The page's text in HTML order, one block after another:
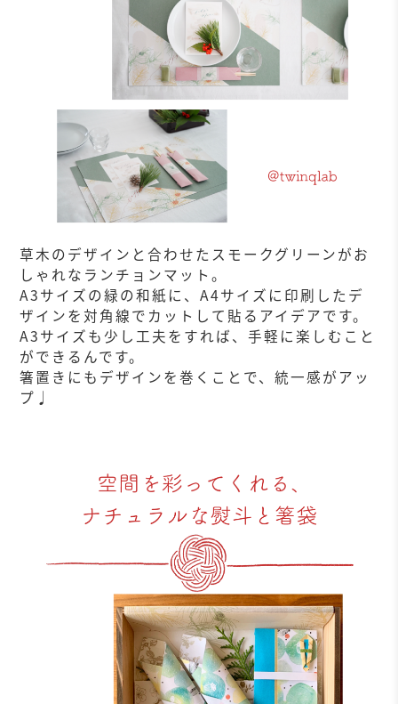
草木のデザインと合わせたスモークグリーンがお
しゃれなランチョンマット。
A3サイズの緑の和紙に、A4サイズに印刷したデ
ザインを対角線でカットして貼るアイデアです。
A3サイズも少し工夫をすれば、手軽に楽しむこと
ができるんです。
箸置きにもデザインを巻くことで、統一感がアッ
プ♩